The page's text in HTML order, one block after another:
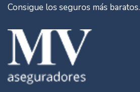
Consigue los seguros más baratos.